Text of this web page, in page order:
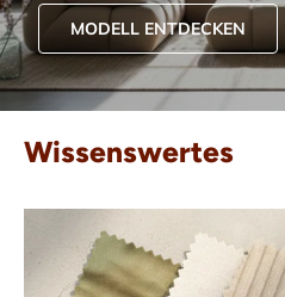
MODELL ENTDECKEN
Wissenswertes